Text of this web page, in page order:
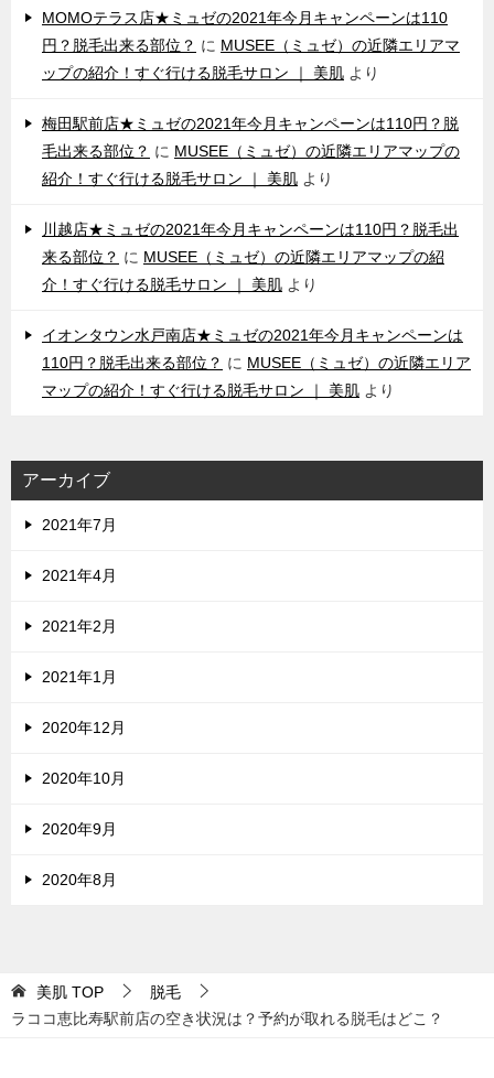
MOMOテラス店★ミュゼの2021年今月キャンペーンは110
円？脱毛出来る部位？ に MUSEE（ミュゼ）の近隣エリアマ
ップの紹介！すぐ行ける脱毛サロン ｜ 美肌 より
梅田駅前店★ミュゼの2021年今月キャンペーンは110円？脱
毛出来る部位？ に MUSEE（ミュゼ）の近隣エリアマップの
紹介！すぐ行ける脱毛サロン ｜ 美肌 より
川越店★ミュゼの2021年今月キャンペーンは110円？脱毛出
来る部位？ に MUSEE（ミュゼ）の近隣エリアマップの紹
介！すぐ行ける脱毛サロン ｜ 美肌 より
イオンタウン水戸南店★ミュゼの2021年今月キャンペーンは
110円？脱毛出来る部位？ に MUSEE（ミュゼ）の近隣エリア
マップの紹介！すぐ行ける脱毛サロン ｜ 美肌 より
アーカイブ
2021年7月
2021年4月
2021年2月
2021年1月
2020年12月
2020年10月
2020年9月
2020年8月
美肌 TOP
脱毛
ラココ恵比寿駅前店の空き状況は？予約が取れる脱毛はどこ？